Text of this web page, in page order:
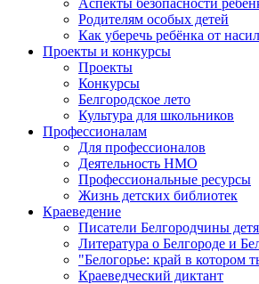
Родителям особых детей
Как уберечь ребёнка от
Проекты и конкурсы
Проекты
Конкурсы
Белгородское лето
Культура для школьников
Профессионалам
Для профессионалов
Деятельность НМО
Профессиональные ресурсы
Жизнь детских библиотек
Краеведение
Писатели Белгородчины
Литература о Белгороде и
"Белогорье: край в
Краеведческий диктант